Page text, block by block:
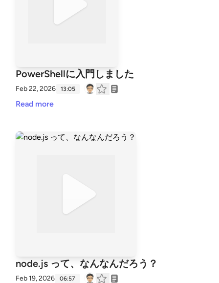
PowerShellに入門しました
Feb 22, 2026 13:05
Read more
node.js って、なんなんだろう？
Feb 19, 2026 06:57